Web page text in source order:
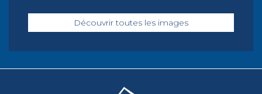
Découvrir toutes les images